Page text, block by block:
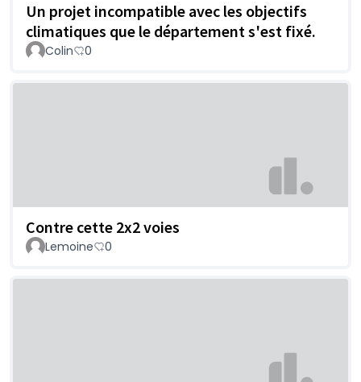
Un projet incompatible avec les objectifs
climatiques que le département s'est fixé.
Colin 0
Contre cette 2x2 voies
Lemoine 0